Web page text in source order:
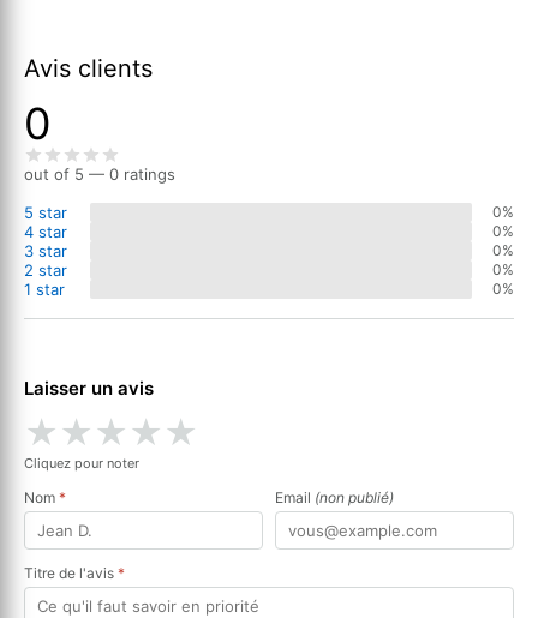
Avis clients
0
out of 5 — 0 ratings
5 star
0%
4 star 0%
3 star 0%
2 star 0%
1 star 0%
Laisser un avis
★★★★★
Cliquez pour noter
Nom * Email (non publié)
Titre de l'avis *